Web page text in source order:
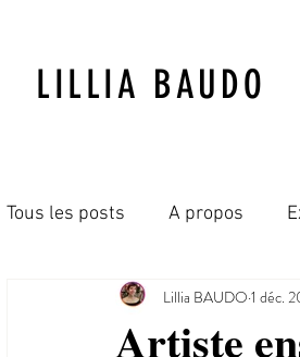
LILLIA BAUDO
Tous les posts A propos
Illustration Prix et
Artiste
Lillia BAUDO 1 déc.